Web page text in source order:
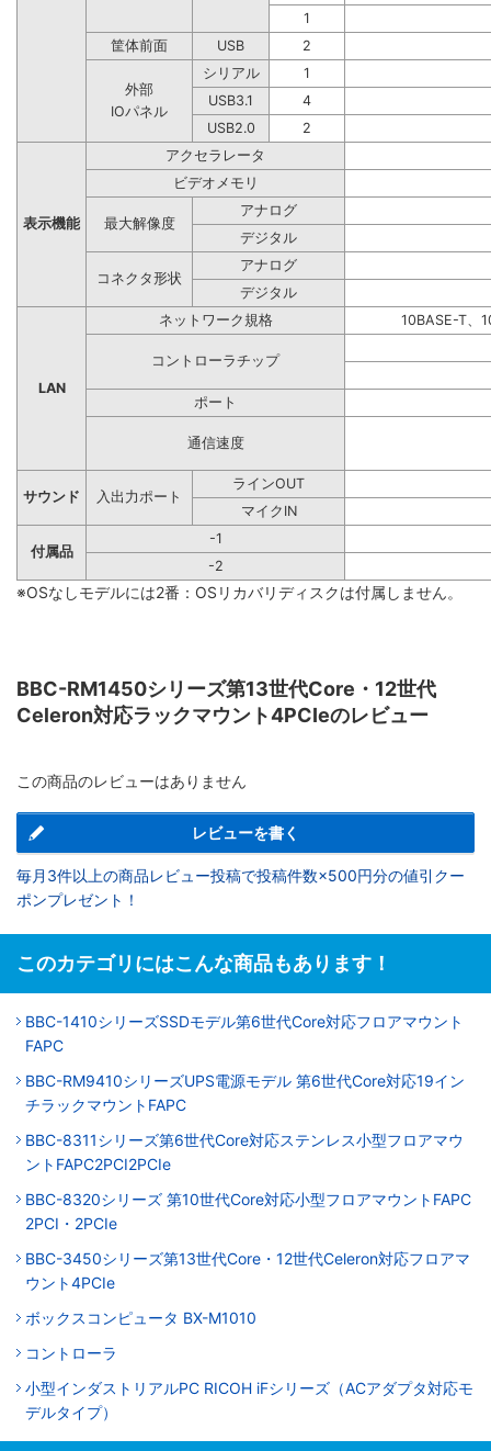
1
筐体前面
USB 2
外部
IOパネル
シリアル
1
USB3.1
4
USB2.0
2
表示機能
アクセラレータ
ビデオメモリ
最大解像度
アナログ
デジタル
コネクタ形状
アナログ
デジタル
LAN
ネットワーク規格 10BASE-T、
コントローラチップ
ポート
通信速度
サウンド 入出力ポート
ラインOUT
マイクIN
付属品
-1
-2
※OSなしモデルには2番：OSリカバリディスクは付属しません。
BBC-RM1450シリーズ第13世代Core・12世代
Celeron対応ラックマウント4PCIeのレビュー
この商品のレビューはありません
レビューを書く
毎月3件以上の商品レビュー投稿で投稿件数×500円分の値引クー
ポンプレゼント！
このカテゴリにはこんな商品もあります！
BBC-1410シリーズSSDモデル第6世代Core対応フロアマウント
FAPC
BBC-RM9410シリーズUPS電源モデル 第6世代Core対応19イン
チラックマウントFAPC
BBC-8311シリーズ第6世代Core対応ステンレス小型フロアマウ
ントFAPC2PCI2PCIe
BBC-8320シリーズ 第10世代Core対応小型フロアマウントFAPC
2PCI・2PCIe
BBC-3450シリーズ第13世代Core・12世代Celeron対応フロアマ
ウント4PCIe
ボックスコンピュータ BX-M1010
コントローラ
小型インダストリアルPC RICOH iFシリーズ（ACアダプタ対応モ
デルタイプ）